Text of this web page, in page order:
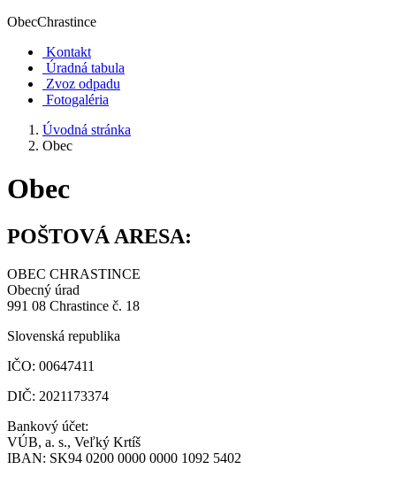
ObecChrastince
Kontakt
Úradná tabula
Zvoz odpadu
Fotogaléria
Úvodná stránka
Obec
Obec
POŠTOVÁ ARESA:
OBEC CHRASTINCE
Obecný úrad
991 08 Chrastince č. 18
Slovenská republika
IČO: 00647411
DIČ: 2021173374
Bankový účet:
VÚB, a. s., Veľký Krtíš
IBAN: SK94 0200 0000 0000 1092 5402